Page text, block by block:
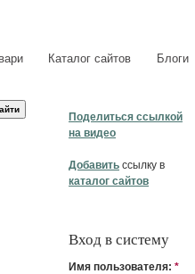
Каталог сайтов Блоги
Поделиться ссылкой
на видео
Добавить ссылку в
каталог сайтов
Вход в систему
Имя пользователя: *